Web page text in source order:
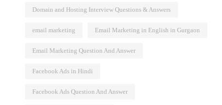
Domain and Hosting Interview Questions & Answers
email marketing Email Marketing in English in Gurgaon
Email Marketing Question And Answer
Facebook Ads in Hindi
Facebook Ads Question And Answer